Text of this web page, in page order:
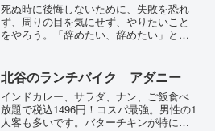
死ぬ時に後悔しないために、失敗を恐れ
ず、周りの目を気にせず、やりたいこと
をやろう。「辞めたい、辞めたい」と言
いるだけではないか。リスクをとって、
やめてフリーランスになっ...
北谷のランチバイク アダニー
インドカレー、サラダ、ナン、ご飯食べ
放題で税込1496円！コスパ最強。男性の1
人客も多いです。バターチキンが特に美